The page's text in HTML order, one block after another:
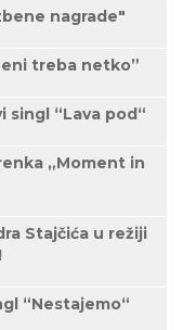
nagrade"
treba netko”
singl “Lava pod“
„Moment in
Stajčića u režiji
“Nestajemo“